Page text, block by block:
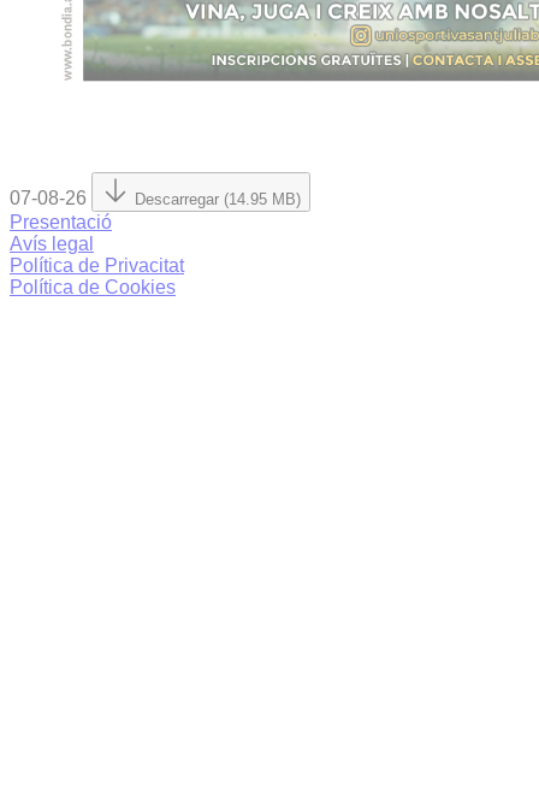
07-08-26 Descarregar (14.95 MB)
Presentació
Avís legal
Política de Privacitat
Política de Cookies